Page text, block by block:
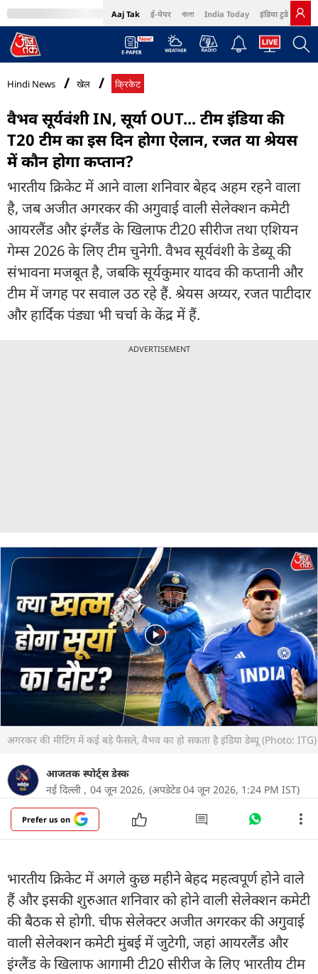
Aaj Tak ई-पेपर বাংলা India Today इंडिया टुडे हिंदी
MumbaiTak Cosmopolitan Harper's Bazaar Northeast
Hindi News खेल क्रिकेट
वैभव सूर्यवंशी IN, सूर्या OUT... टीम इंडिया की
T20 टीम का इस द‍िन होगा ऐलान, रजत या श्रेयस
में कौन होगा कप्तान?
भारतीय क्रिकेट में आने वाला शनिवार बेहद अहम रहने वाला
है, जब अजीत अगरकर की अगुवाई वाली सेलेक्शन कमेटी
आयरलैंड और इंग्लैंड के खिलाफ टी20 सीरीज तथा एशियन
गेम्स 2026 के लिए टीम चुनेगी. वैभव सूर्यवंशी के डेब्यू की
संभावना मजबूत है, जबकि सूर्यकुमार यादव की कप्तानी और
टीम में जगह पर सवाल उठ रहे हैं. श्रेयस अय्यर, रजत पाटीदार
और हार्दिक पंड्या भी चर्चा के केंद्र में हैं.
ADVERTISEMENT
अगरकर की मीटिंग में कई बड़े फैसले, वैभव का हो सकता है इंड‍िया डेब्यू (Photo: ITG)
आजतक स्पोर्ट्स डेस्क
नई दिल्ली , 04 जून 2026, (अपडेटेड 04 जून 2026, 1:24 PM IST)
Prefer us on
भारतीय क्रिकेट में अगले कुछ महीने बेहद महत्वपूर्ण होने वाले
हैं और इसकी शुरुआत शनिवार को होने वाली सेलेक्शन कमेटी
की बैठक से होगी. चीफ सेलेक्टर अजीत अगरकर की अगुवाई
वाली सेलेक्शन कमेटी मुंबई में जुटेगी, जहां आयरलैंड और
इंग्लैंड के खिलाफ आगामी टी20 सीरीज के लिए भारतीय टीम